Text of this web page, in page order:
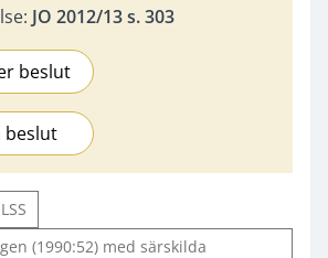
JO 2012/13 s. 303
beslut
beslut
(1990:52) med särskilda